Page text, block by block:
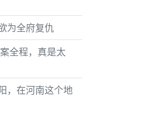
为全府复仇
全程，真是太
，在河南这个地